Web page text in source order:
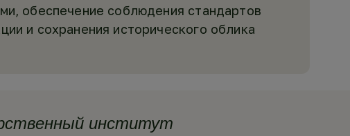
обеспечение соблюдения стандартов
и сохранения исторического облика
институт